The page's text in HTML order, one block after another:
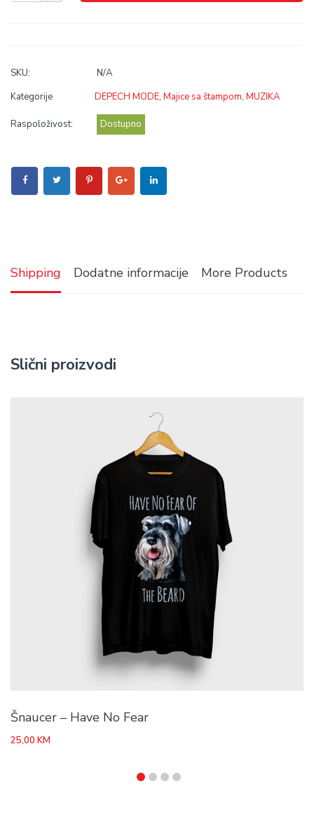
SKU:
N/A
Kategorije
DEPECH MODE, Majice sa štampom, MUZIKA
Raspoloživost: Dostupno
Shipping Dodatne informacije More Products
Slični proizvodi
Šnaucer – Have No Fear
25,00 KM